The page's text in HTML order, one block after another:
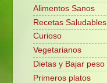
Alimentos Sanos
Recetas
Curioso
Vegetarianos
Dietas y Bajar peso
Primeros platos